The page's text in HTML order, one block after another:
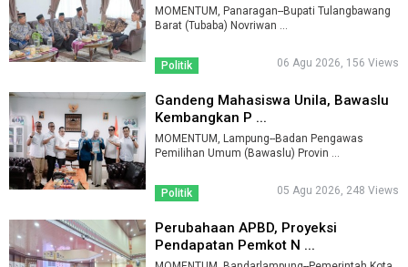
MOMENTUM, Panaragan--Bupati Tulangbawang
Barat (Tubaba) Novriwan ...
Politik 06 Agu 2026, 156 Views
Gandeng Mahasiswa Unila, Bawaslu
Kembangkan P ...
MOMENTUM, Lampung--Badan Pengawas
Pemilihan Umum (Bawaslu) Provin ...
Politik 05 Agu 2026, 248 Views
Perubahaan APBD, Proyeksi
Pendapatan Pemkot N ...